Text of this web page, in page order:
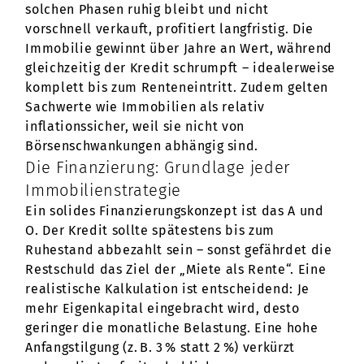
solchen Phasen ruhig bleibt und nicht
vorschnell verkauft, profitiert langfristig. Die
Immobilie gewinnt über Jahre an Wert, während
gleichzeitig der Kredit schrumpft – idealerweise
komplett bis zum Renteneintritt. Zudem gelten
Sachwerte wie Immobilien als relativ
inflationssicher, weil sie nicht von
Börsenschwankungen abhängig sind.
Die Finanzierung: Grundlage jeder
Immobilienstrategie
Ein solides Finanzierungskonzept ist das A und
O. Der Kredit sollte spätestens bis zum
Ruhestand abbezahlt sein – sonst gefährdet die
Restschuld das Ziel der „Miete als Rente“. Eine
realistische Kalkulation ist entscheidend: Je
mehr Eigenkapital eingebracht wird, desto
geringer die monatliche Belastung. Eine hohe
Anfangstilgung (z. B. 3 % statt 2 %) verkürzt